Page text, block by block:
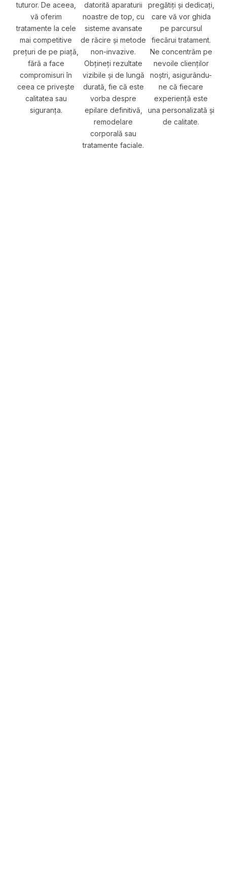
tuturor. De aceea,
vă oferim
tratamente la cele
mai competitive
prețuri de pe piață,
fără a face
compromisuri în
ceea ce privește
calitatea sau
siguranța.
datorită aparaturii
noastre de top, cu
sisteme avansate
de răcire și metode
non-invazive.
Obțineți rezultate
vizibile și de lungă
durată, fie că este
vorba despre
epilare definitivă,
remodelare
corporală sau
tratamente faciale.
pregătiți și dedicați,
care vă vor ghida
pe parcursul
fiecărui tratament.
Ne concentrăm pe
nevoile clienților
noștri, asigurându-
ne că fiecare
experiență este
una personalizată și
de calitate.